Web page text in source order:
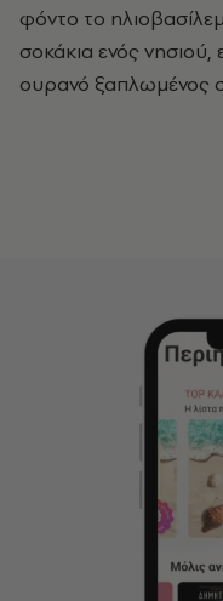
φόντο το
σοκάκια ενός νησιού,
ουρανό ξαπλωμένος